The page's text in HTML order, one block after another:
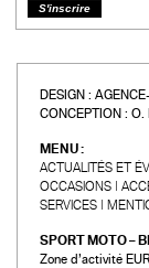
DESIGN :
CONCEPTION : O.
MENU :
ACTUALITÉS ET
OCCASIONS
SERVICES
SPORT MOTO –
Zone d’activité